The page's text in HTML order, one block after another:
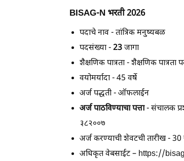
BISAG-N भरती 2026
पदाचे नाव-तांत्रिक मनुष्यबळ
पदसंख्या-23जागा
शैक्षणिक पात्रता- शैक्षणिक
वयोमर्यादा- 45 वर्षे
अर्ज पद्धती- ऑफलाईन
अर्ज पाठविण्याचा पत्ता- संचालक
३८२००७
अर्ज करण्याची शेवटची तारीख-30
अधिकृत वेबसाईट – https://